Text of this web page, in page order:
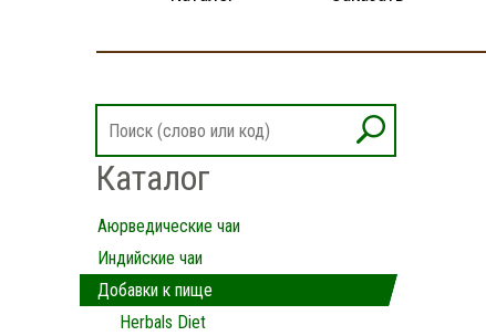
Каталог
Аюрведические чаи
Индийские чаи
Добавки к пище
Herbals Diet